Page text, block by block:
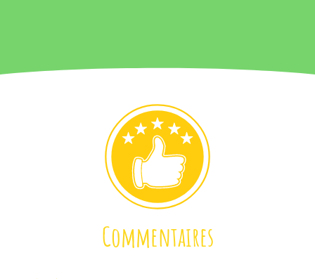
Commentaires